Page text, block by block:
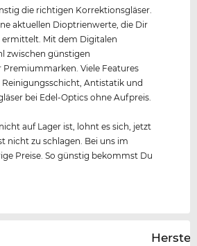
die richtigen Korrektionsgläser.
aktuellen Dioptrienwerte, die Dir
ermittelt. Mit dem Digitalen
zwischen günstigen
Viele Features
Antistatik und
bei Edel-Optics ohne Aufpreis.
auf Lager ist, lohnt es sich, jetzt
nicht zu schlagen. Bei uns im
Preise. So günstig bekommst Du